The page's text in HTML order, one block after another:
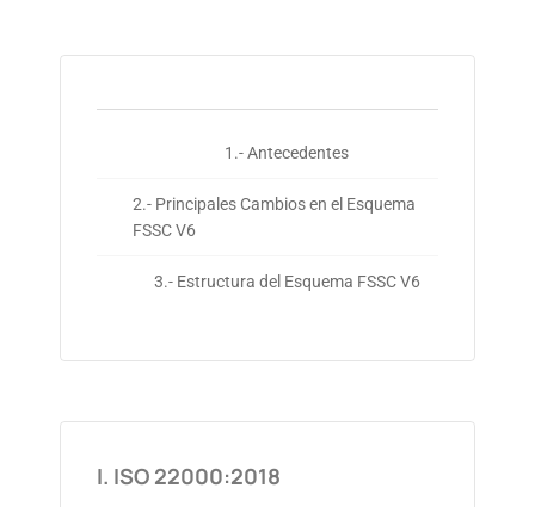
1.- Antecedentes
2.- Principales Cambios en el Esquema
FSSC V6
3.- Estructura del Esquema FSSC V6
I. ISO 22000:2018